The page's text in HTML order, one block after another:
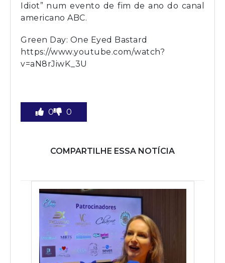
Idiot” num evento de fim de ano do canal
americano ABC.
Green Day: One Eyed Bastard
https://www.youtube.com/watch?
v=aN8rJiwK_3U
0 0
COMPARTILHE ESSA NOTÍCIA